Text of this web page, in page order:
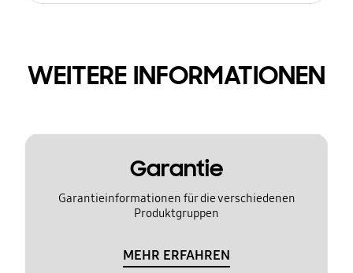
WEITERE INFORMATIONEN
Garantie
Garantieinformationen für die verschiedenen
Produktgruppen
MEHR ERFAHREN